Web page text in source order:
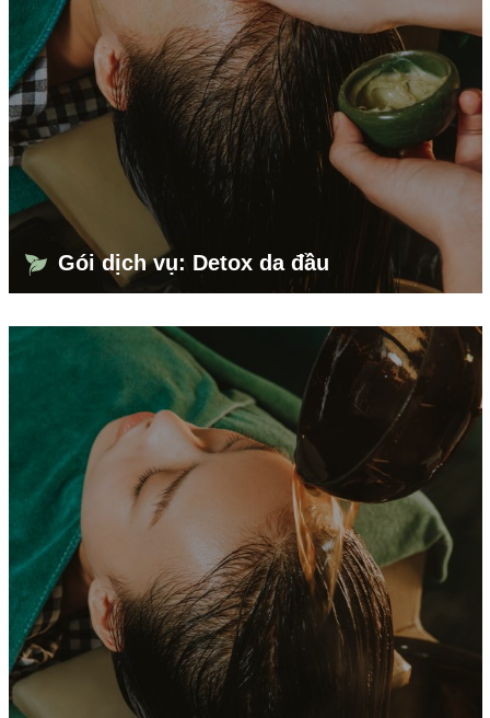
Gói dịch vụ: Detox da đầu